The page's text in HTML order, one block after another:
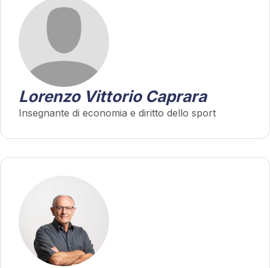
Lorenzo Vittorio Caprara
Insegnante di economia e diritto dello sport